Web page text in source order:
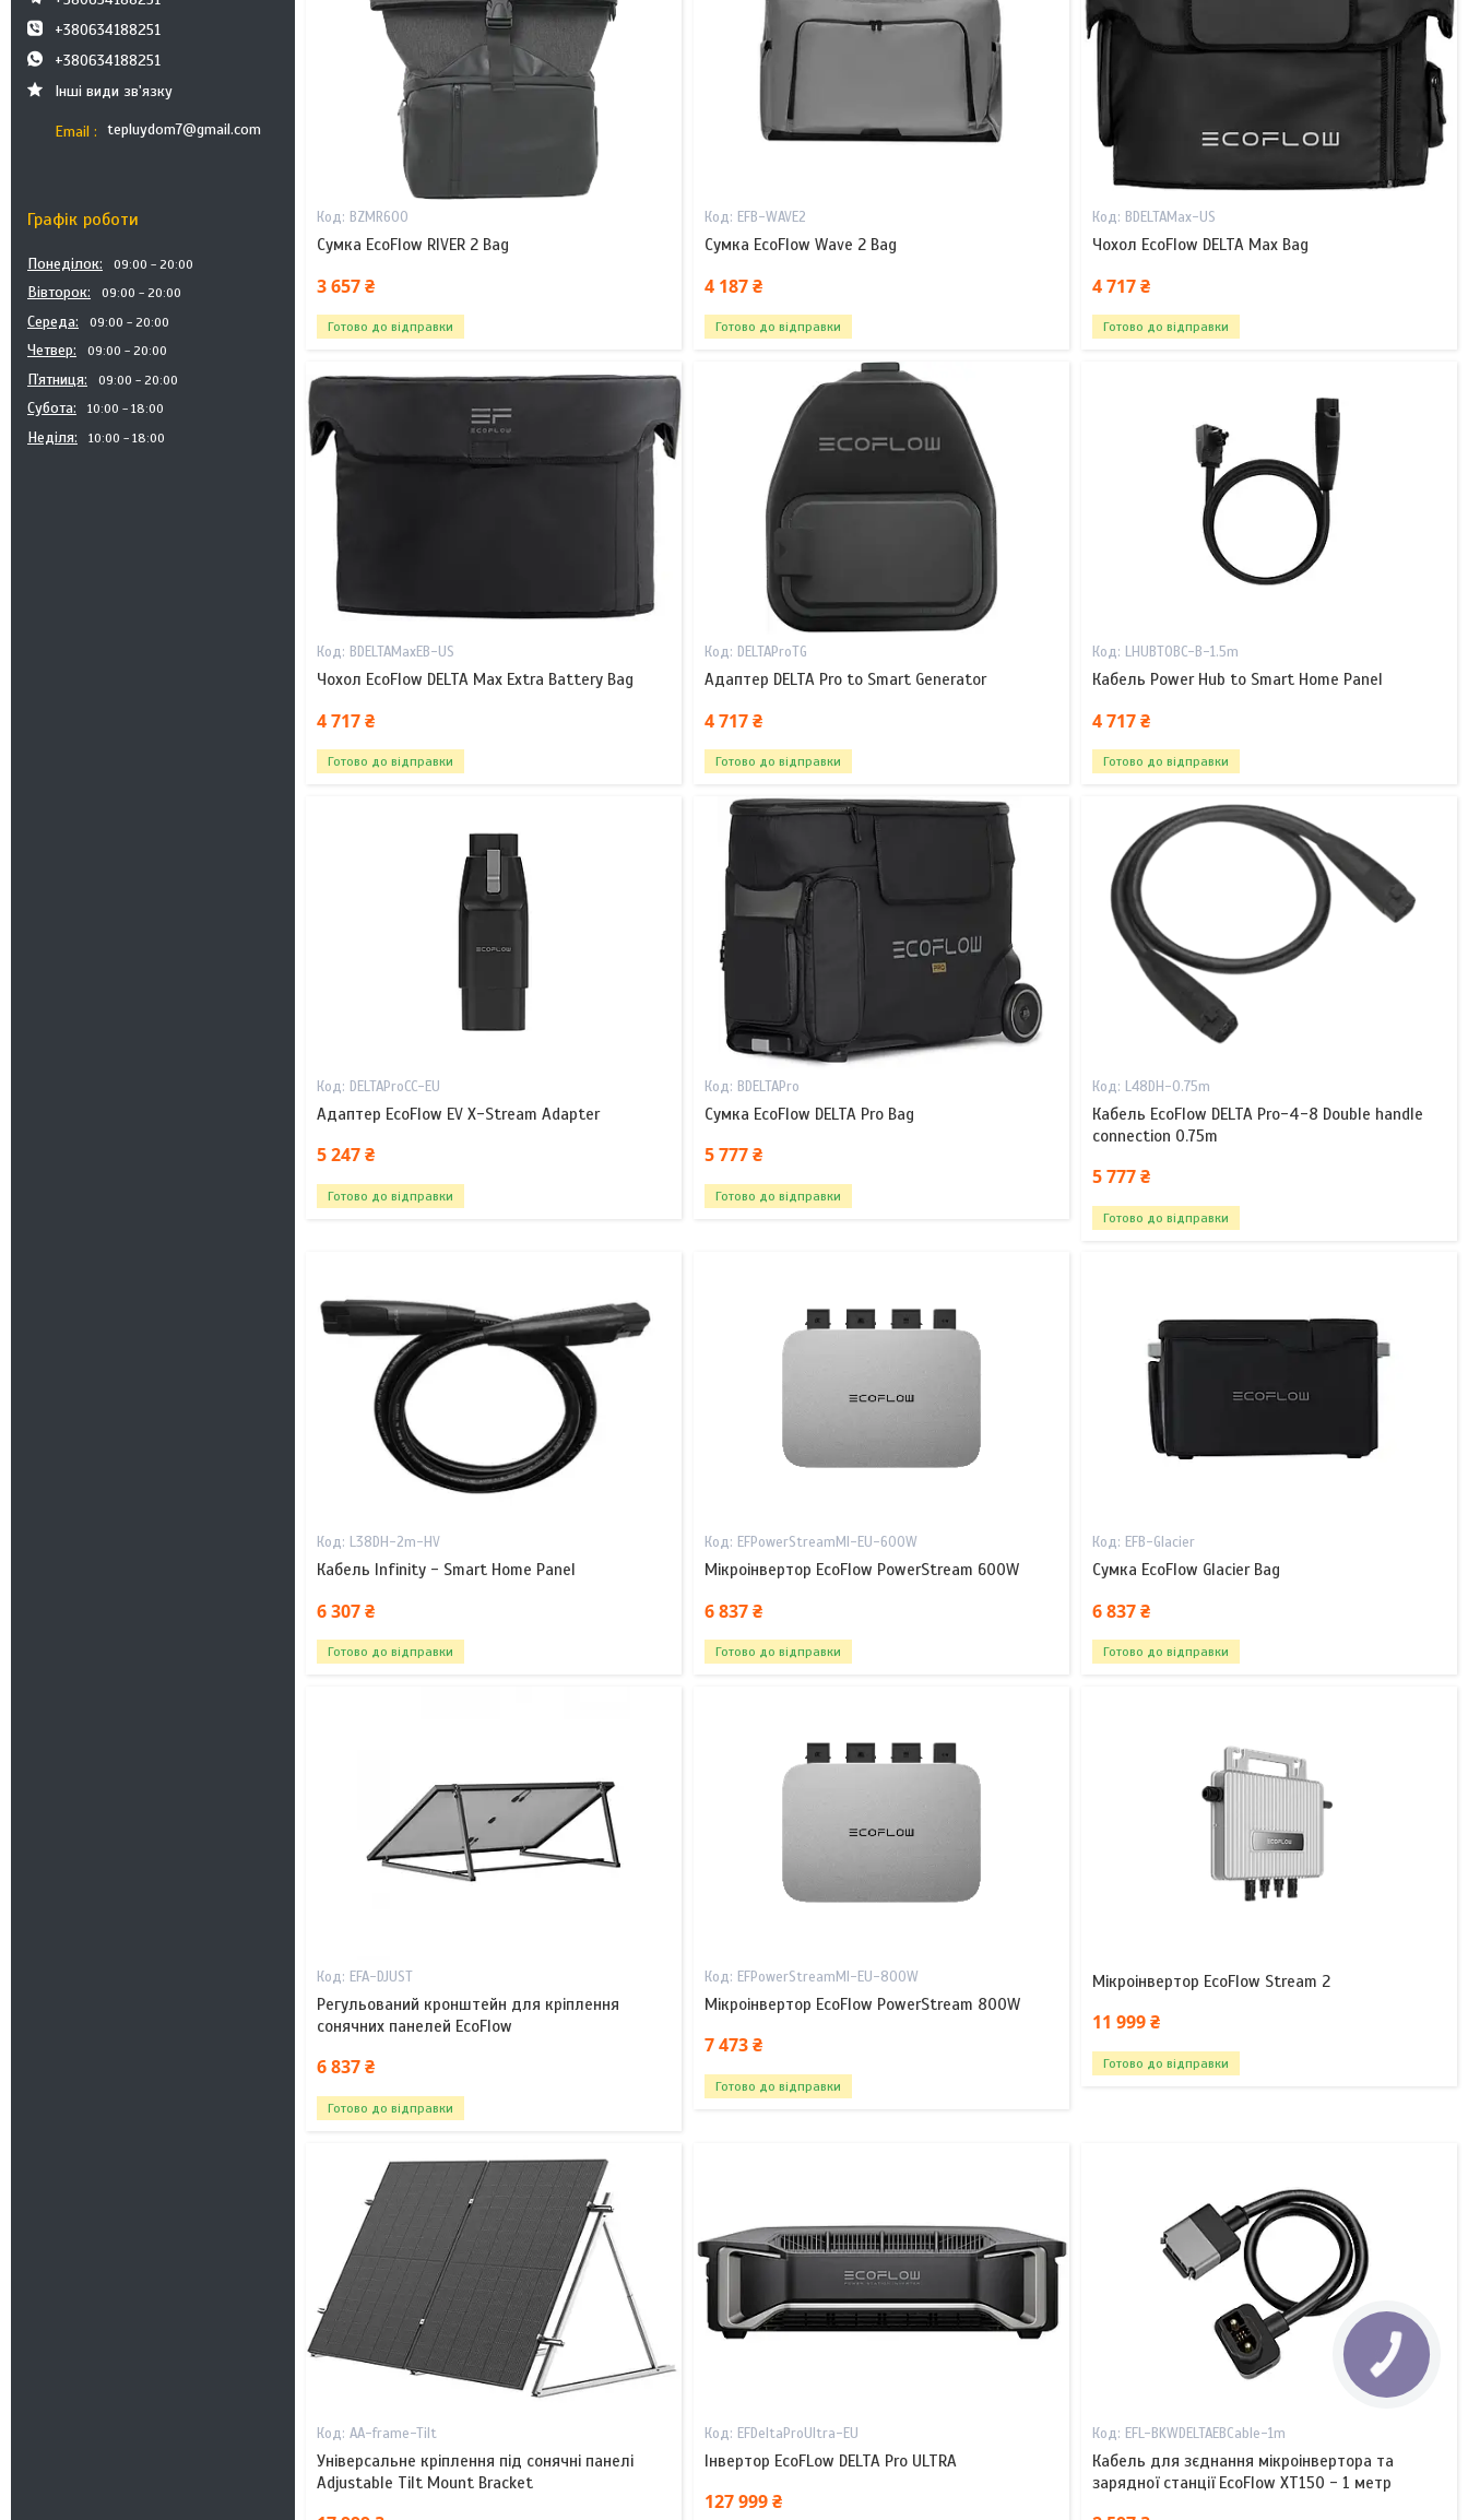
+380634188251
+380634188251
Інші види зв'язку
Email tepluydom7@gmail.com
Графік роботи
Понеділок 09:00 20:00
Вівторок 09:00 20:00
Середа 09:00 20:00
Четвер 09:00 20:00
Пʼятниця 09:00 20:00
Субота 10:00 18:00
Неділя 10:00 18:00
BZMR600
Сумка EcoFlow RIVER 2 Bag
3 657 ₴
Готово до відправки
EFB-WAVE2
Сумка EcoFlow Wave 2 Bag
4 187 ₴
Готово до відправки
BDELTAMax-US
Чохол EcoFlow DELTA Max Bag
4 717 ₴
Готово до відправки
BDELTAMaxEB-US
Чохол EcoFlow DELTA Max Extra Battery Bag
4 717 ₴
Готово до відправки
DELTAProTG
Адаптер DELTA Pro to Smart Generator
4 717 ₴
Готово до відправки
LHUBTOBC-B-1.5m
Кабель Power Hub to Smart Home Panel
4 717 ₴
Готово до відправки
DELTAProCC-EU
Адаптер EcoFlow EV X-Stream Adapter
5 247 ₴
Готово до відправки
BDELTAPro
Сумка EcoFlow DELTA Pro Bag
5 777 ₴
Готово до відправки
L48DH-0.75m
Кабель EcoFlow DELTA Pro-4-8 Double handle
connection 0.75m
5 777 ₴
Готово до відправки
L38DH-2m-HV
Кабель Infinity - Smart Home Panel
6 307 ₴
Готово до відправки
EFPowerStreamMI-EU-600W
Мікроінвертор EcoFlow PowerStream 600W
6 837 ₴
Готово до відправки
EFB-Glacier
Сумка EcoFlow Glacier Bag
6 837 ₴
Готово до відправки
EFA-DJUST
Регульований кронштейн для кріплення
сонячних панелей EcoFlow
6 837 ₴
Готово до відправки
EFPowerStreamMI-EU-800W
Мікроінвертор EcoFlow PowerStream 800W
7 473 ₴
Готово до відправки
Мікроінвертор EcoFlow Stream 2
11 999 ₴
Готово до відправки
AA-frame-Tilt
Універсальне кріплення під сонячні панелі
Adjustable Tilt Mount Bracket
EFDeltaProUltra-EU
Інвертор EcoFLow DELTA Pro ULTRA
127 999 ₴
EFL-BKWDELTAEBCable-1m
Кабель для зєднання мікроінвертора та
зарядної станції EcoFlow XT150 - 1 метр